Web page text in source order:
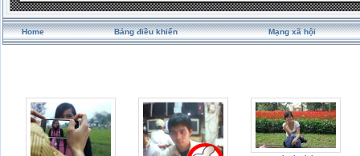
Home Bảng điều khiển Mạng xã hội